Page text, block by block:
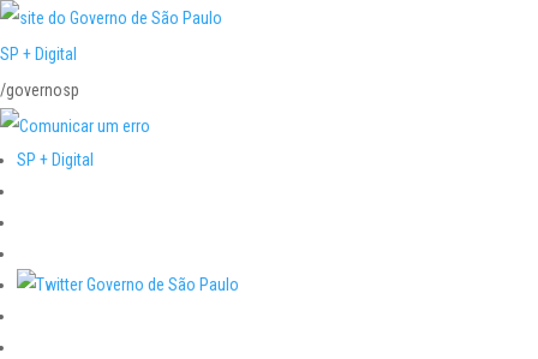
SP + Digital
/governosp
SP + Digital